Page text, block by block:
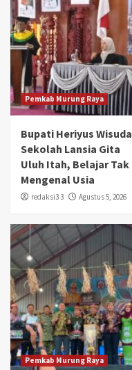
Pemkab Murung Raya
Bupati Heriyus Wisuda
Sekolah Lansia Gita
Uluh Itah, Belajar Tak
Mengenal Usia
redaksi3 3 Agustus 5, 2026
Pemkab Murung Raya